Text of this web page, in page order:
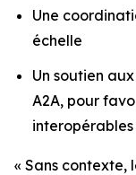
Une
échelle
Un soutien
A2A, pour
« Sans contexte,